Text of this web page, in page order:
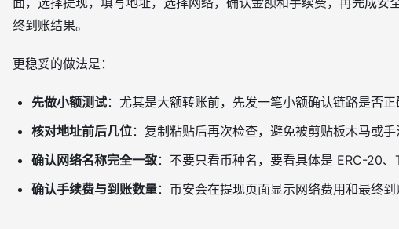
终到账结果。
更稳妥的做法是：
先做小额测试：尤其是大额转账前，先发一笔小额确认链路是否正
核对地址前后几位：复制粘贴后再次检查，避免被剪贴板木马或手
确认网络名称完全一致：不要只看币种名，要看具体是 ERC-20、
确认手续费与到账数量：币安会在提现页面显示网络费用和最终到